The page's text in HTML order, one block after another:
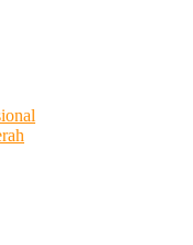
dan Berbangsa